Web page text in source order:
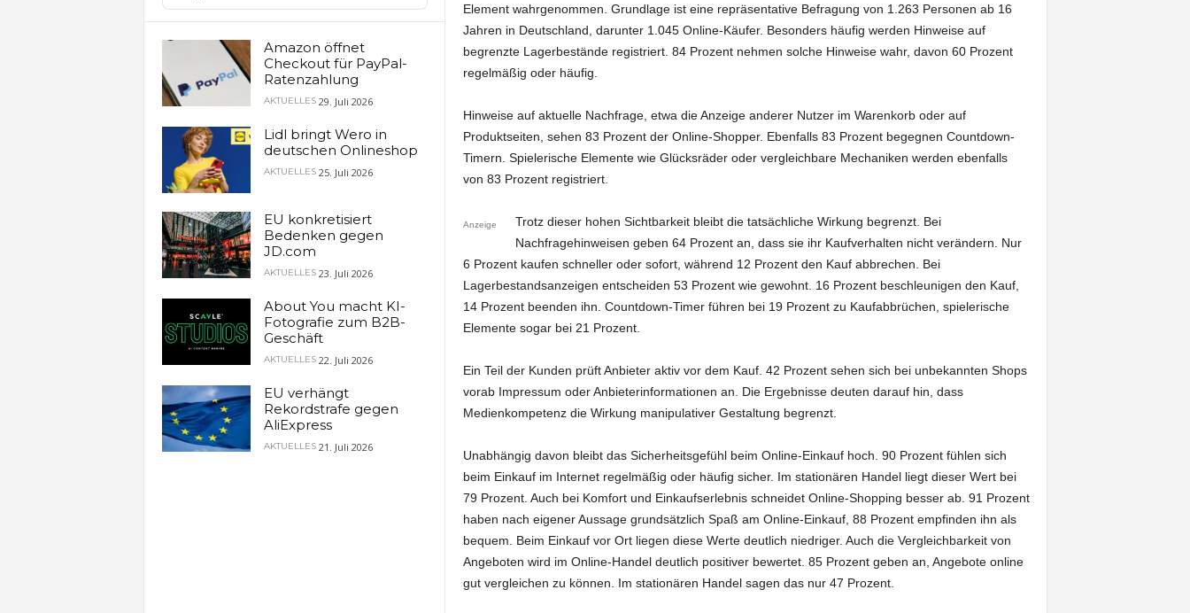
Element wahrgenommen. Grundlage ist eine repräsentative Befragung von 1.263 Personen ab 16
Jahren in Deutschland, darunter 1.045 Online-Käufer. Besonders häufig werden Hinweise auf
begrenzte Lagerbestände registriert. 84 Prozent nehmen solche Hinweise wahr, davon 60 Prozent
regelmäßig oder häufig.
Hinweise auf aktuelle Nachfrage, etwa die Anzeige anderer Nutzer im Warenkorb oder auf
Produktseiten, sehen 83 Prozent der Online-Shopper. Ebenfalls 83 Prozent begegnen Countdown-
Timern. Spielerische Elemente wie Glücksräder oder vergleichbare Mechaniken werden ebenfalls
von 83 Prozent registriert.
Anzeige
Trotz dieser hohen Sichtbarkeit bleibt die tatsächliche Wirkung begrenzt. Bei
Nachfragehinweisen geben 64 Prozent an, dass sie ihr Kaufverhalten nicht verändern. Nur
6 Prozent kaufen schneller oder sofort, während 12 Prozent den Kauf abbrechen. Bei
Lagerbestandsanzeigen entscheiden 53 Prozent wie gewohnt. 16 Prozent beschleunigen den Kauf,
14 Prozent beenden ihn. Countdown-Timer führen bei 19 Prozent zu Kaufabbrüchen, spielerische
Elemente sogar bei 21 Prozent.
Ein Teil der Kunden prüft Anbieter aktiv vor dem Kauf. 42 Prozent sehen sich bei unbekannten Shops
vorab Impressum oder Anbieterinformationen an. Die Ergebnisse deuten darauf hin, dass
Medienkompetenz die Wirkung manipulativer Gestaltung begrenzt.
Unabhängig davon bleibt das Sicherheitsgefühl beim Online-Einkauf hoch. 90 Prozent fühlen sich
beim Einkauf im Internet regelmäßig oder häufig sicher. Im stationären Handel liegt dieser Wert bei
79 Prozent. Auch bei Komfort und Einkaufserlebnis schneidet Online-Shopping besser ab. 91 Prozent
haben nach eigener Aussage grundsätzlich Spaß am Online-Einkauf, 88 Prozent empfinden ihn als
bequem. Beim Einkauf vor Ort liegen diese Werte deutlich niedriger. Auch die Vergleichbarkeit von
Angeboten wird im Online-Handel deutlich positiver bewertet. 85 Prozent geben an, Angebote online
gut vergleichen zu können. Im stationären Handel sagen das nur 47 Prozent.
Podcast
Information
Amazon öffnet
Checkout für PayPal-
Ratenzahlung
AKTUELLES 29. Juli 2026
Lidl bringt Wero in
deutschen Onlineshop
AKTUELLES 25. Juli 2026
EU konkretisiert
Bedenken gegen
JD.com
AKTUELLES 23. Juli 2026
About You macht KI-
Fotografie zum B2B-
Geschäft
AKTUELLES 22. Juli 2026
EU verhängt
Rekordstrafe gegen
AliExpress
AKTUELLES 21. Juli 2026